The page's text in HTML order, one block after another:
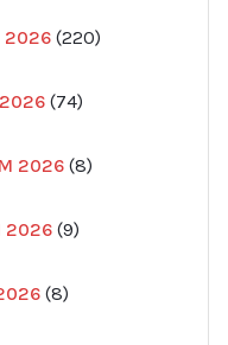
2026 220
produkter
74
produkter
2026 8
produkter
2026 9
produkter
8
produkter